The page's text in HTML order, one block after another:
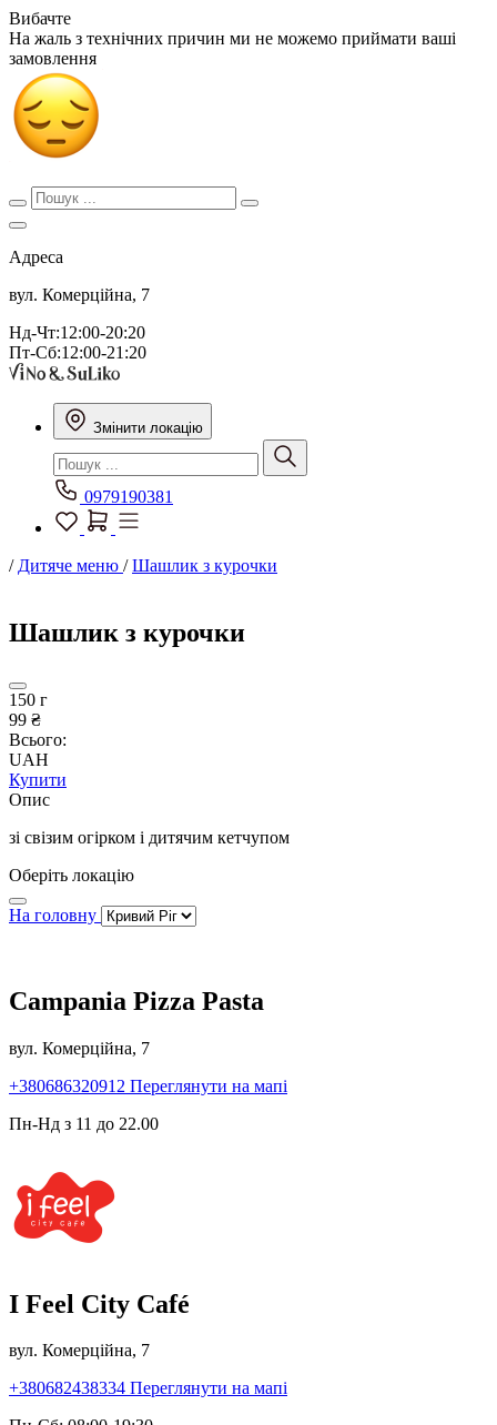
Вибачте
На жаль з технічних причин ми не можемо приймати ваші
замовлення
Адреса
вул. Комерційна, 7
Нд-Чт:12:00-20:20
Пт-Сб:12:00-21:20
Змінити локацію
0979190381
/ Дитяче меню /Шашлик з курочки
Шашлик з курочки
150 г
99 ₴
Всього:
UAH
Купити
Опис
зі свізим огірком і дитячим кетчупом
Оберіть локацію
На головну
Campania Pizza Pasta
вул. Комерційна, 7
+380686320912 Переглянути на мапі
Пн-Нд з 11 до 22.00
I Feel City Café
вул. Комерційна, 7
+380682438334 Переглянути на мапі